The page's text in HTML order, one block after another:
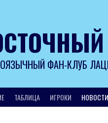
ФАН-КЛУБ
ТАБЛИЦА ИГРОКИ НОВОСТИ